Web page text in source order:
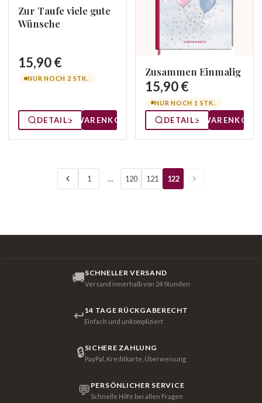
Zur Taufe viele gute
Wünsche
15,90 €
NUR NOCH 2 STK.
DETAILS WARENKORB
Zusammen Einmalig
15,90 €
NUR NOCH 1 STK.
DETAILS WARENKORB
1 … 120 121 122
🚚SCHNELLER VERSAND
Versand innerhalb von 24 Stunden
↩14 TAGE RÜCKGABERECHT
Einfach und unkompliziert
🔒SICHERE ZAHLUNG
PayPal, Kreditkarte, Überweisung
💬 PERSÖNLICHER SERVICE
Schnelle Hilfe bei allen Fragen